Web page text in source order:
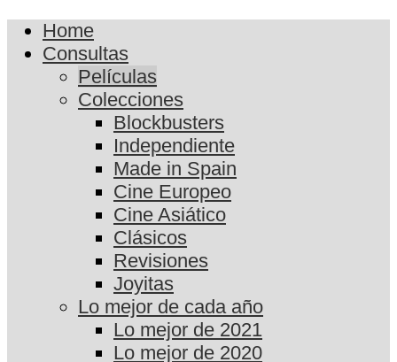
Home
Consultas
Películas
Colecciones
Blockbusters
Independiente
Made in Spain
Cine Europeo
Cine Asiático
Clásicos
Revisiones
Joyitas
Lo mejor de cada año
Lo mejor de 2021
Lo mejor de 2020